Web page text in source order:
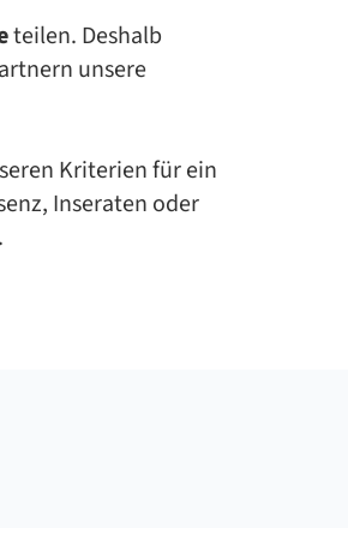
teilen. Deshalb
unsere
Kri­te­ri­en für ein
In­se­ra­ten oder